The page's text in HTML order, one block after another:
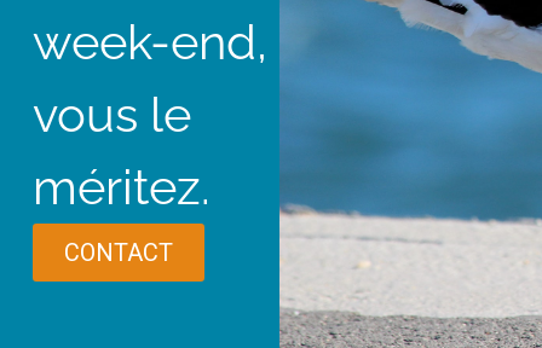
week-end,
vous le
méritez.
CONTACT